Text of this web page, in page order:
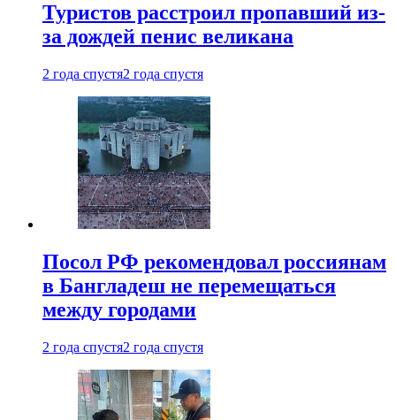
Туристов расстроил пропавший из-
за дождей пенис великана
2 года спустя2 года спустя
Посол РФ рекомендовал россиянам
в Бангладеш не перемещаться
между городами
2 года спустя2 года спустя